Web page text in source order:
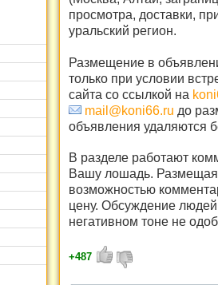
просмотра, доставки,
уральский регион.
Размещение в
только при условии
сайта со ссылкой на
mail@koni66.ru до
объявления удаляются
В разделе работают
Вашу лошадь. Размещая
возможностью
цену. Обсуждение
негативном тоне не
+487